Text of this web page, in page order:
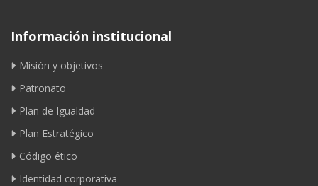
Información institucional
Misión y objetivos
Patronato
Plan de Igualdad
Plan Estratégico
Código ético
Identidad corporativa